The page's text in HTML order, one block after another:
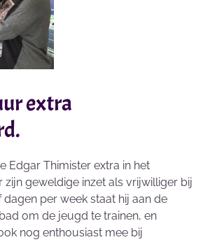
extra
Edgar Thimister extra in het
geweldige inzet als vrijwilliger bij
dagen per week staat hij aan de
om de jeugd te trainen, en
nog enthousiast mee bij